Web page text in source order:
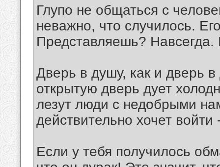
Глупо не общаться с
неважно, что случилось.
Представляешь?
Дверь в душу, как и дверь
открытую дверь дует
лезут люди с недобрыми
действительно хочет войти
Если у тебя получилось